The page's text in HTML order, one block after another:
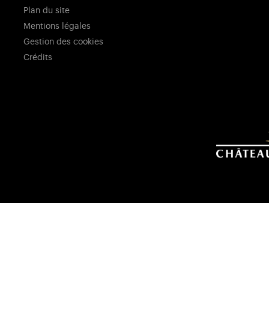
Plan du site
Mentions légales
Gestion des cookies
Crédits